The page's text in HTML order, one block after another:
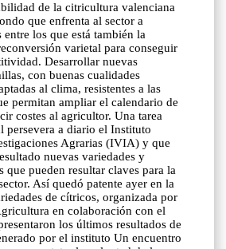
de la citricultura valenciana
que enfrenta al sector a
entre los que está también la
varietal para conseguir
Desarrollar nuevas
con buenas cualidades
al clima, resistentes a las
permitan ampliar el calendario de
costes al agricultor. Una tarea
persevera a diario el Instituto
Agrarias (IVIA) y que
nuevas variedades y
que pueden resultar claves para la
Así quedó patente ayer en la
de cítricos, organizada por
en colaboración con el
los últimos resultados de
por el instituto Un encuentro